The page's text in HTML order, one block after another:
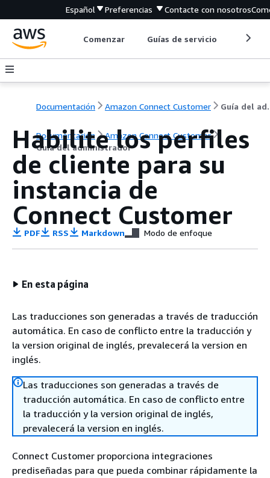
Español Preferencias Contacte con nosotros
Comenzar Guías de servicio
Documentación Amazon Connect Customer
Documentación
Amazon Connect Customer
Guía del administrador
Habilite los perfiles
de cliente para su
instancia de
Connect Customer
PDF RSS Markdown Modo de enfoque
En esta página
Las traducciones son generadas a través de traducción
automática. En caso de conflicto entre la traducción y
la version original de inglés, prevalecerá la version en
inglés.
Las traducciones son generadas a través de
traducción automática. En caso de conflicto entre
la traducción y la version original de inglés,
prevalecerá la version en inglés.
Connect Customer proporciona integraciones
prediseñadas para que pueda combinar rápidamente la